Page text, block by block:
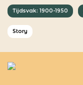
Tijdsvak: 1900-1950
Story